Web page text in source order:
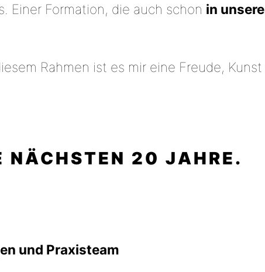
Einer Formation, die auch schon in
Rahmen ist es mir eine Freude,
NÄCHSTEN 20 JAHRE.
und Praxisteam